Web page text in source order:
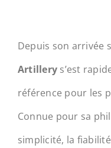
Depuis son arrivée
Artillery s’est
référence pour les
Connue pour sa
simplicité, la